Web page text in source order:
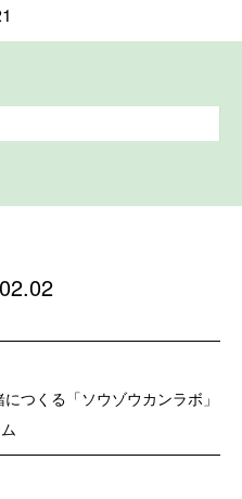
つくる「ソウゾウカンラボ」